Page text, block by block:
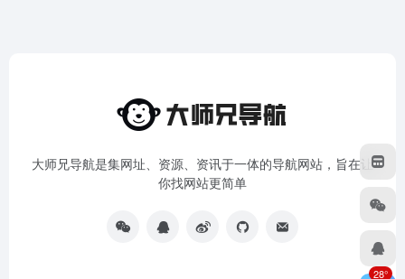
大师兄导航是集网址、资源、资讯于一体的导航网站，旨在让
你找网站更简单
28°